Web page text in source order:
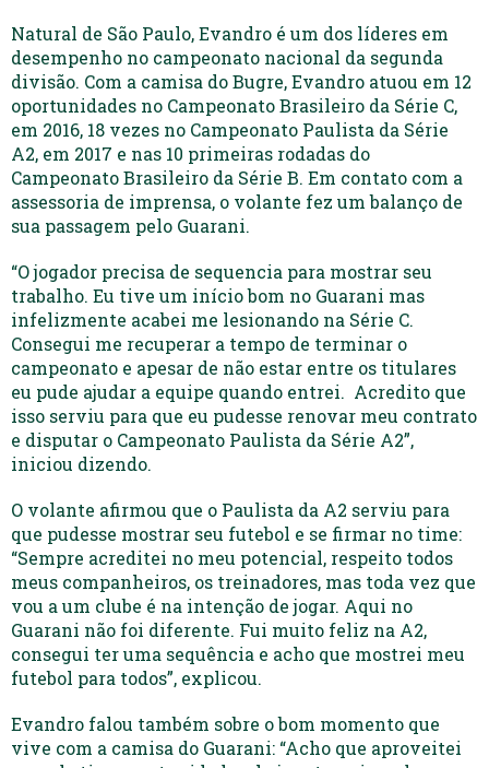
Natural de São Paulo, Evandro é um dos líderes em
desempenho no campeonato nacional da segunda
divisão. Com a camisa do Bugre, Evandro atuou em 12
oportunidades no Campeonato Brasileiro da Série C,
em 2016, 18 vezes no Campeonato Paulista da Série
A2, em 2017 e nas 10 primeiras rodadas do
Campeonato Brasileiro da Série B. Em contato com a
assessoria de imprensa, o volante fez um balanço de
sua passagem pelo Guarani.
“O jogador precisa de sequencia para mostrar seu
trabalho. Eu tive um início bom no Guarani mas
infelizmente acabei me lesionando na Série C.
Consegui me recuperar a tempo de terminar o
campeonato e apesar de não estar entre os titulares
eu pude ajudar a equipe quando entrei. Acredito que
isso serviu para que eu pudesse renovar meu contrato
e disputar o Campeonato Paulista da Série A2”,
iniciou dizendo.
O volante afirmou que o Paulista da A2 serviu para
que pudesse mostrar seu futebol e se firmar no time:
“Sempre acreditei no meu potencial, respeito todos
meus companheiros, os treinadores, mas toda vez que
vou a um clube é na intenção de jogar. Aqui no
Guarani não foi diferente. Fui muito feliz na A2,
consegui ter uma sequência e acho que mostrei meu
futebol para todos”, explicou.
Evandro falou também sobre o bom momento que
vive com a camisa do Guarani: “Acho que aproveitei